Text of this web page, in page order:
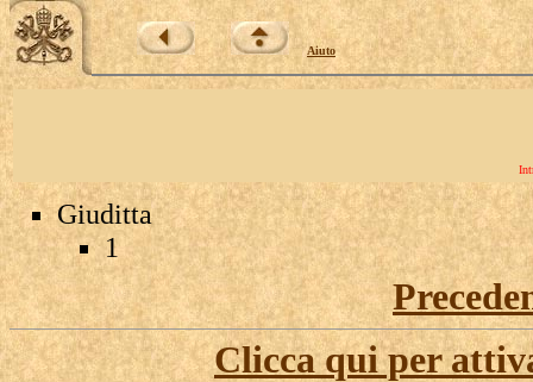
Aiuto
Giuditta
1
Clicca qui per